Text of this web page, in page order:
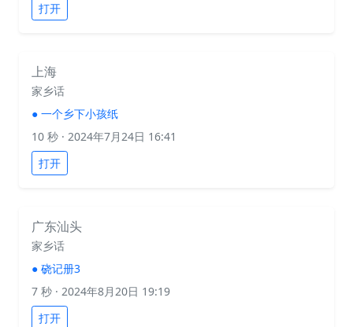
打开
上海
家乡话
● 一个乡下小孩纸
10 秒 · 2024年7月24日 16:41
打开
广东汕头
家乡话
● 硗记册3
7 秒 · 2024年8月20日 19:19
打开